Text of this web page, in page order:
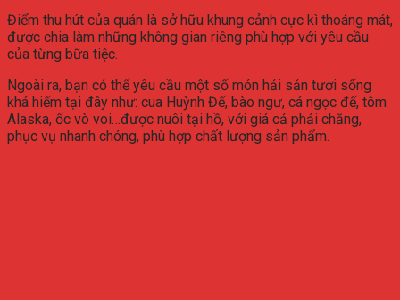
Điểm thu hút của quán là sở hữu khung cảnh cực kì thoáng mát,
được chia làm những không gian riêng phù hợp với yêu cầu
của từng bữa tiệc.
Ngoài ra, bạn có thể yêu cầu một số món hải sản tươi sống
khá hiếm tại đây như: cua Huỳnh Đế, bào ngư, cá ngọc đế, tôm
Alaska, ốc vò voi…được nuôi tại hồ, với giá cả phải chăng,
phục vụ nhanh chóng, phù hợp chất lượng sản phẩm.